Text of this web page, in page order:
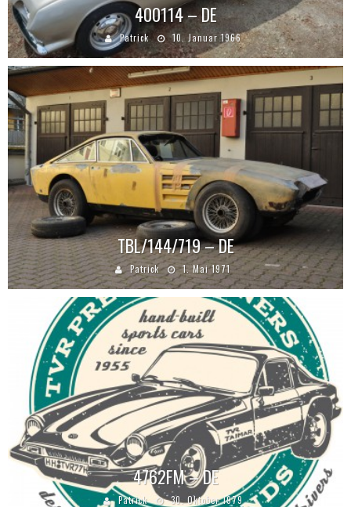
400114 – DE
Patrick 10. Januar 1966
TBL/144/719 – DE
Patrick 1. Mai 1971
4762FM – DE
Patrick 30. Oktober 1979